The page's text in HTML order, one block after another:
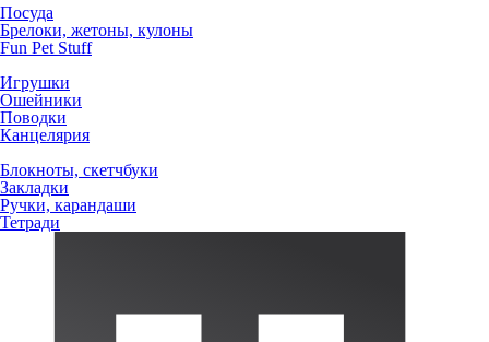
Посуда
Брелоки, жетоны, кулоны
Fun Pet Stuff
Игрушки
Ошейники
Поводки
Канцелярия
Блокноты, скетчбуки
Закладки
Ручки, карандаши
Тетради